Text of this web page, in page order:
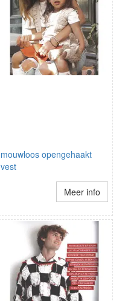
mouwloos opengehaakt
vest
Meer info